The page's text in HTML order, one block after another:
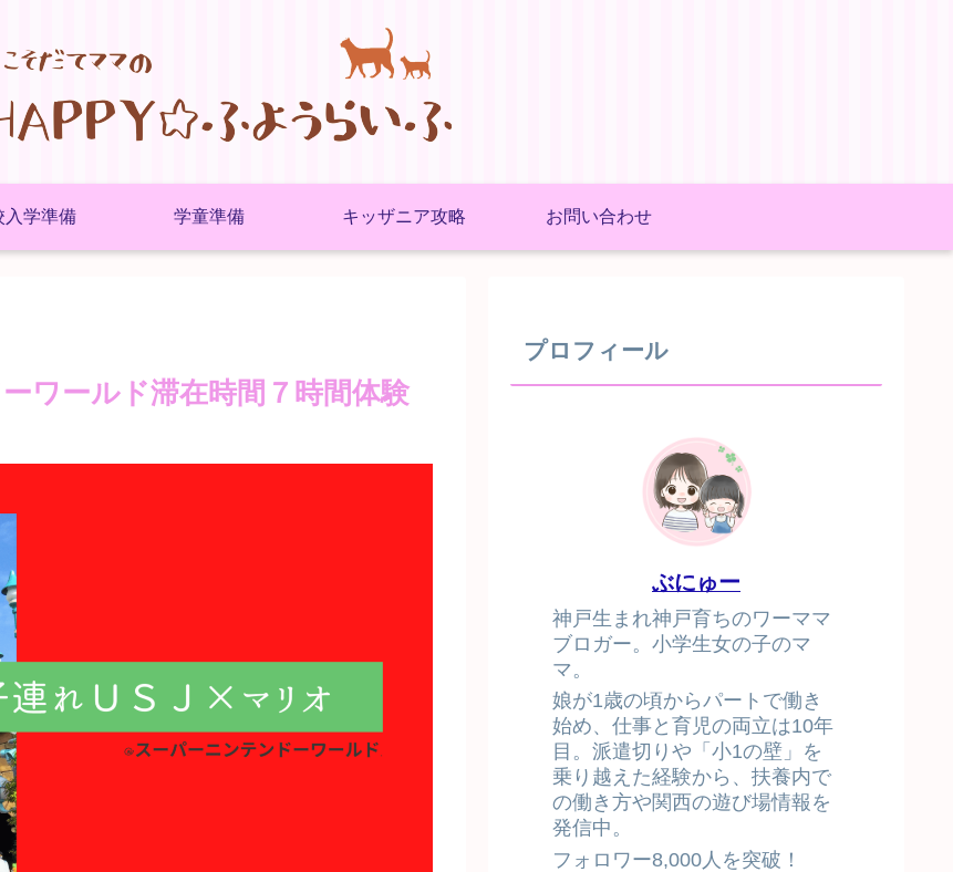
入学準備 学童準備 キッザニア攻略 お問い合わせ
ワールド滞在時間７時間体験
プロフィール
ぶにゅー
神戸生まれ神戸育ちのワーママ
ブロガー。小学生女の子のマ
マ。
娘が1歳の頃からパートで働き
始め、仕事と育児の両立は10年
目。派遣切りや「小1の壁」を
乗り越えた経験から、扶養内で
の働き方や関西の遊び場情報を
発信中。
フォロワー8,000人を突破！